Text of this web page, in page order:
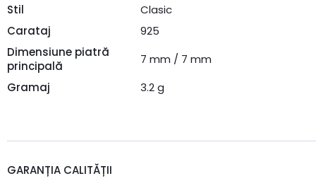
Stil
Clasic
Carataj
925
Dimensiune piatră
principală
7 mm / 7 mm
Gramaj
3.2 g
GARANȚIA CALITĂȚII